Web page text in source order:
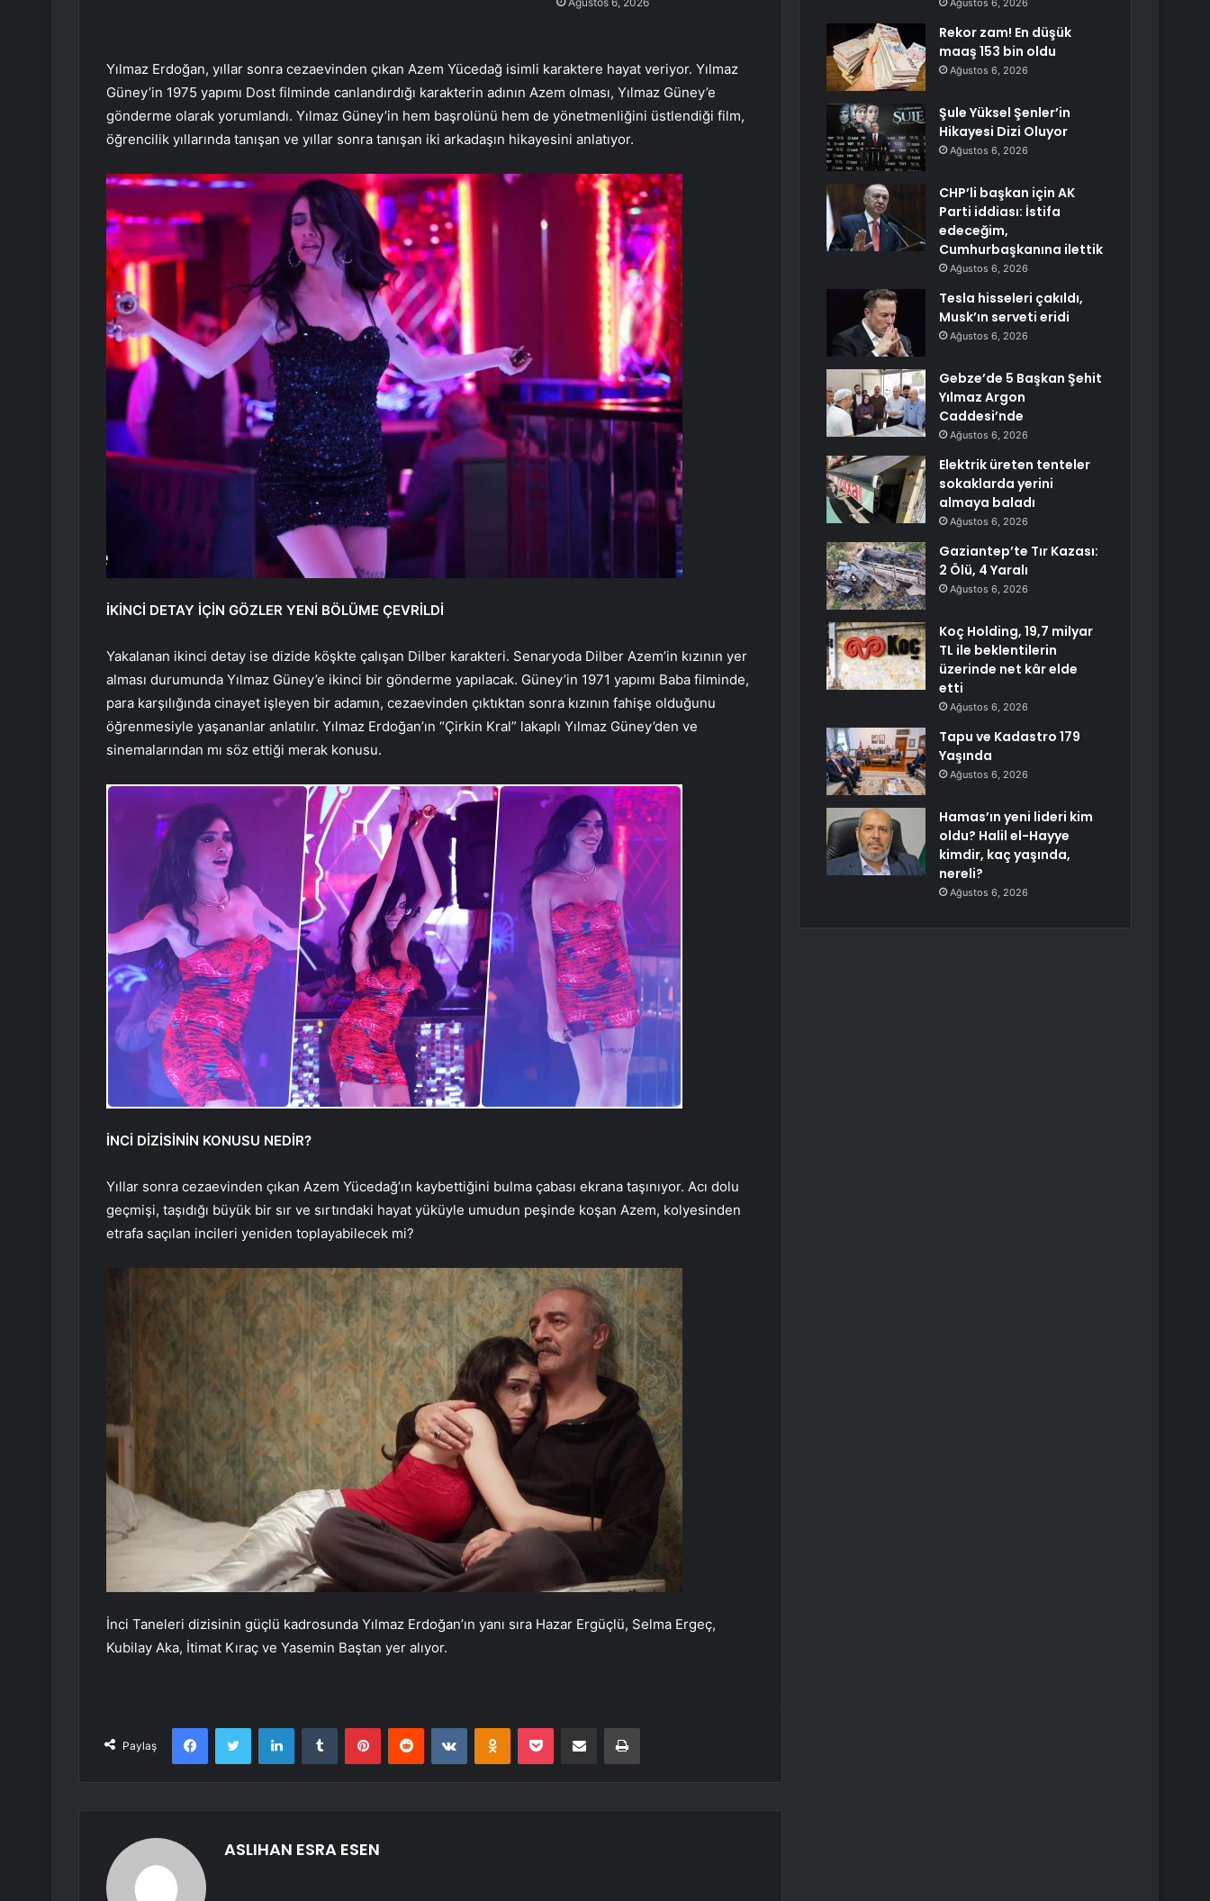
Yılmaz Erdoğan, yıllar sonra cezaevinden çıkan Azem Yücedağ isimli karaktere hayat veriyor. Yılmaz
Güney’in 1975 yapımı Dost filminde canlandırdığı karakterin adının Azem olması, Yılmaz Güney’e
gönderme olarak yorumlandı. Yılmaz Güney’in hem başrolünü hem de yönetmenliğini üstlendiği film,
öğrencilik yıllarında tanışan ve yıllar sonra tanışan iki arkadaşın hikayesini anlatıyor.
İKİNCİ DETAY İÇİN GÖZLER YENİ BÖLÜME ÇEVRİLDİ
Yakalanan ikinci detay ise dizide köşkte çalışan Dilber karakteri. Senaryoda Dilber Azem’in kızının yer
alması durumunda Yılmaz Güney’e ikinci bir gönderme yapılacak. Güney’in 1971 yapımı Baba filminde,
para karşılığında cinayet işleyen bir adamın, cezaevinden çıktıktan sonra kızının fahişe olduğunu
öğrenmesiyle yaşananlar anlatılır. Yılmaz Erdoğan’ın “Çirkin Kral” lakaplı Yılmaz Güney’den ve
sinemalarından mı söz ettiği merak konusu.
İNCİ DİZİSİNİN KONUSU NEDİR?
Yıllar sonra cezaevinden çıkan Azem Yücedağ’ın kaybettiğini bulma çabası ekrana taşınıyor. Acı dolu
geçmişi, taşıdığı büyük bir sır ve sırtındaki hayat yüküyle umudun peşinde koşan Azem, kolyesinden
etrafa saçılan incileri yeniden toplayabilecek mi?
İnci Taneleri dizisinin güçlü kadrosunda Yılmaz Erdoğan’ın yanı sıra Hazar Ergüçlü, Selma Ergeç,
Kubilay Aka, İtimat Kıraç ve Yasemin Baştan yer alıyor.
Paylaş
FacebookTwitter LinkedInTumblr PinterestReddit VKontakteOdnoklassniki
Pocket E-Posta ile paylaş Yazdır
ASLIHAN ESRA ESEN
Ağustos 6, 2026
Rekor zam! En düşük
maaş 153 bin oldu
Ağustos 6, 2026
Şule Yüksel Şenler’in
Hikayesi Dizi Oluyor
Ağustos 6, 2026
CHP’li başkan için AK
Parti iddiası: İstifa
edeceğim,
Cumhurbaşkanına ilettik
Ağustos 6, 2026
Tesla hisseleri çakıldı,
Musk’ın serveti eridi
Ağustos 6, 2026
Gebze’de 5 Başkan Şehit
Yılmaz Argon
Caddesi’nde
Ağustos 6, 2026
Elektrik üreten tenteler
sokaklarda yerini
almaya baladı
Ağustos 6, 2026
Gaziantep’te Tır Kazası:
2 Ölü, 4 Yaralı
Ağustos 6, 2026
Koç Holding, 19,7 milyar
TL ile beklentilerin
üzerinde net kâr elde
etti
Ağustos 6, 2026
Tapu ve Kadastro 179
Yaşında
Ağustos 6, 2026
Hamas’ın yeni lideri kim
oldu? Halil el-Hayye
kimdir, kaç yaşında,
nereli?
Ağustos 6, 2026